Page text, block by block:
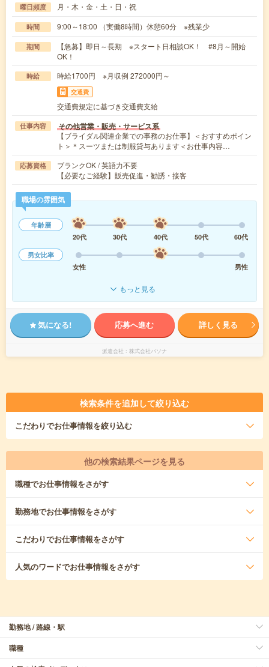
曜日頻度 月・木・金・土・日・祝
時間 9:00～18:00 （実働8時間）休憩60分 ※残業少
期間
【急募】即日～長期 ※スタート日相談OK！ #8月～開始
OK！
時給 時給1700円 ※月収例 272000円～
交通費
交通費規定に基づき交通費支給
仕事内容 その他営業・販売・サービス系
【ブライダル関連企業での事務のお仕事】＜おすすめポイン
ト＞＊スーツまたは制服貸与あります＜お仕事内容…
応募資格
ブランクOK / 英語力不要
【必要なご経験】販売促進・勧誘・接客
職場の雰囲気
年齢層
20代
30代 40代 50代
60代
男女比率
女性
男性
もっと見る
気になる! 応募へ進む 詳しく見る
派遣会社 株式会社パソナ
検索条件を追加して絞り込む
こだわりでお仕事情報を絞り込む
他の検索結果ページを見る
職種でお仕事情報をさがす
勤務地でお仕事情報をさがす
こだわりでお仕事情報をさがす
人気のワードでお仕事情報をさがす
勤務地 / 路線・駅
職種